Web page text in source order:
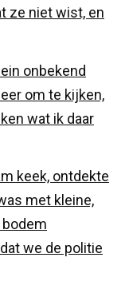
ze niet wist, en
onbekend
om te kijken,
wat ik daar
keek, ontdekte
met kleine,
we de politie